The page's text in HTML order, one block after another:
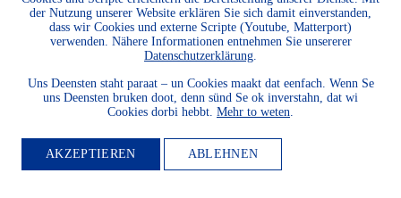
der Nutzung unserer Website erklären Sie sich damit einverstanden,
dass wir Cookies und externe Scripte (Youtube, Matterport)
verwenden. Nähere Informationen entnehmen Sie unsererer
Datenschutzerklärung
Uns Deensten staht paraat – un Cookies maakt dat eenfach. Wenn Se
uns Deensten bruken doot, denn sünd Se ok inverstahn, dat wi
Cookies dorbi hebbt. Mehr to weten
AKZEPTIEREN ABLEHNEN